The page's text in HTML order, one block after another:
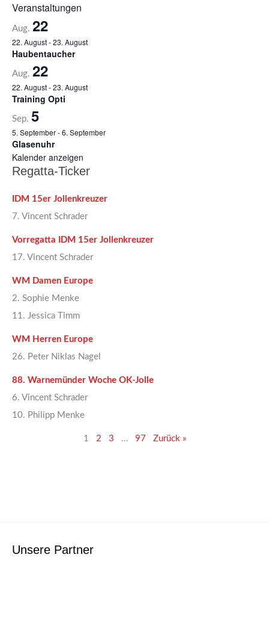
Veranstaltungen
Aug. 22
22. August-23. August
Haubentaucher
Aug. 22
22. August-23. August
Training Opti
Sep. 5
5. September-6. September
Glasenuhr
Kalender anzeigen
Regatta-Ticker
IDM 15er Jollenkreuzer
7. Vincent Schrader
Vorregatta IDM 15er Jollenkreuzer
17. Vincent Schrader
WM Damen Europe
2. Sophie Menke
11. Jessica Timm
WM Herren Europe
26. Peter Niklas Nagel
88. Warnemünder Woche OK-Jolle
6. Vincent Schrader
10. Philipp Menke
1 2 3 … 97 Zurück »
Unsere Partner